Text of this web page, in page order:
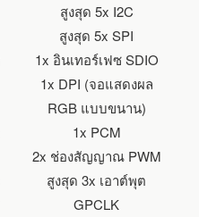
สูงสุด 5x I2C
สูงสุด 5x SPI
1x อินเทอร์เฟซ SDIO
1x DPI (จอแสดงผล
RGB แบบขนาน)
1x PCM
2x ช่องสัญญาณ PWM
สูงสุด 3x เอาต์พุต
GPCLK